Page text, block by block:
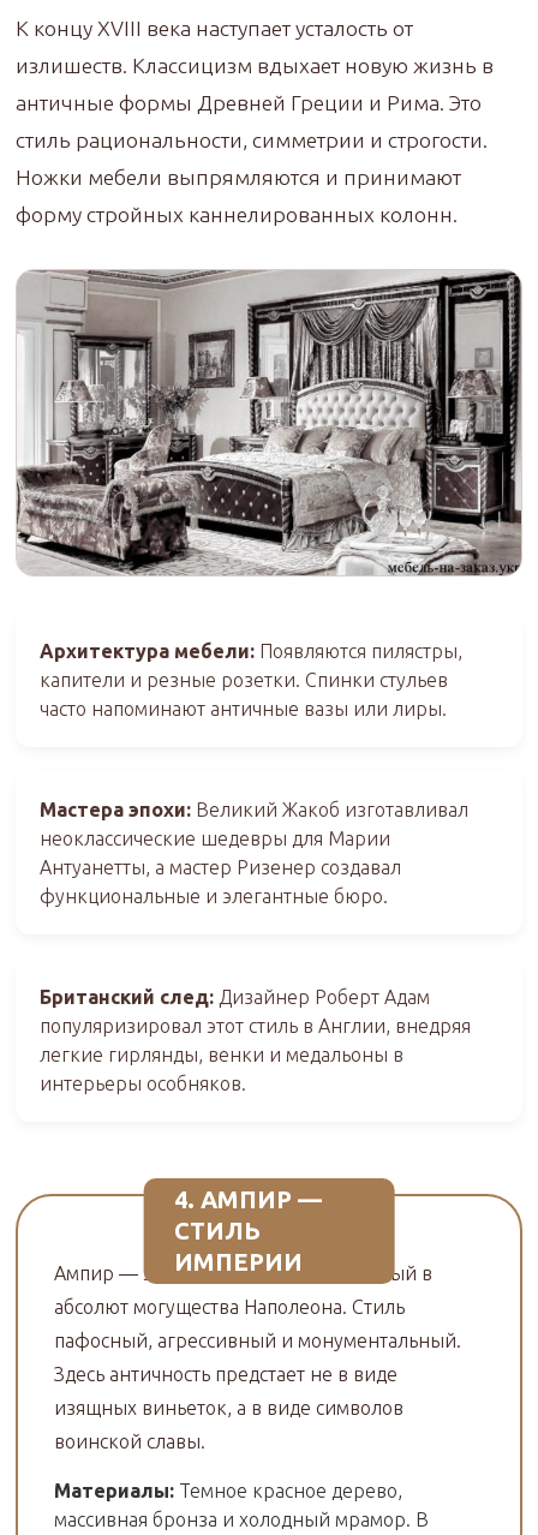
К концу XVIII века наступает усталость от
излишеств. Классицизм вдыхает новую жизнь в
античные формы Древней Греции и Рима. Это
стиль рациональности, симметрии и строгости.
Ножки мебели выпрямляются и принимают
форму стройных каннелированных колонн.
Архитектура мебели: Появляются пилястры,
капители и резные розетки. Спинки стульев
часто напоминают античные вазы или лиры.
Мастера эпохи: Великий Жакоб изготавливал
неоклассические шедевры для Марии
Антуанетты, а мастер Ризенер создавал
функциональные и элегантные бюро.
Британский след: Дизайнер Роберт Адам
популяризировал этот стиль в Англии, внедряя
легкие гирлянды, венки и медальоны в
интерьеры особняков.
4. АМПИР —
СТИЛЬ
ИМПЕРИИ
Ампир — это классицизм, возведенный в
абсолют могущества Наполеона. Стиль
пафосный, агрессивный и монументальный.
Здесь античность предстает не в виде
изящных виньеток, а в виде символов
воинской славы.
Материалы: Темное красное дерево,
массивная бронза и холодный мрамор. В